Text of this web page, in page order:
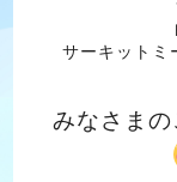
サーキットミ
みなさまの